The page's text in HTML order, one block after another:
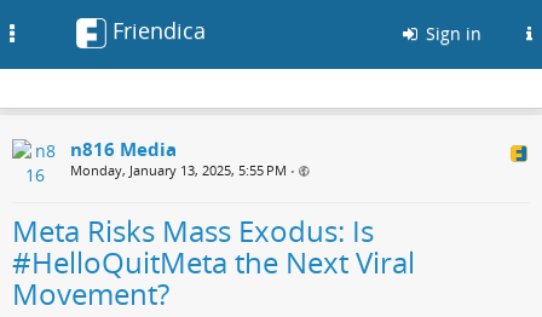
Friendica Sign in
n816 Media
Monday, January 13, 2025, 5:55 PM •
Meta Risks Mass Exodus: Is
#HelloQuitMeta the Next Viral
Movement?